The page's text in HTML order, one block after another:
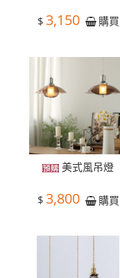
$ 3,150 購買
美式風吊燈
$ 3,800 購買